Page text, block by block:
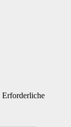
Erforderliche